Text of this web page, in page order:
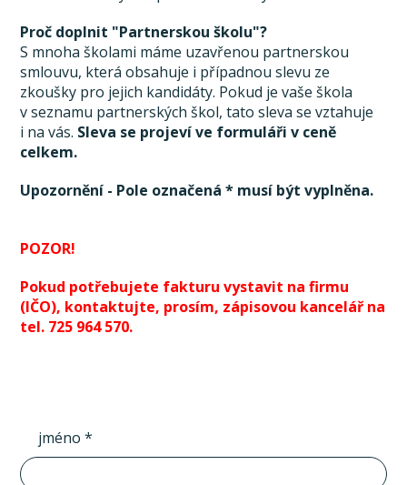
Proč doplnit "Partnerskou školu"?
S mnoha školami máme uzavřenou partnerskou
smlouvu, která obsahuje i případnou slevu ze
zkoušky pro jejich kandidáty. Pokud je vaše škola
v seznamu partnerských škol, tato sleva se vztahuje
i na vás. Sleva se projeví ve formuláři v ceně
celkem.
Upozornění - Pole označená * musí být vyplněna.
POZOR!
Pokud potřebujete fakturu vystavit na firmu
(IČO), kontaktujte, prosím, zápisovou kancelář na
tel. 725 964 570.
jméno *